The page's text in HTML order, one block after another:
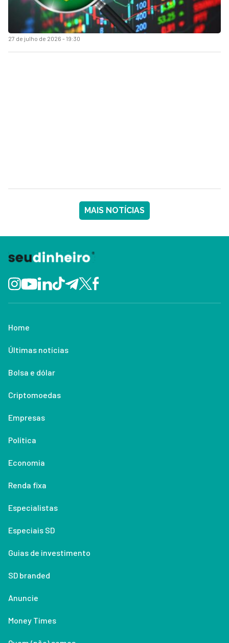
27 de julho de 2026 - 19:30
MAIS NOTÍCIAS
Home
Últimas notícias
Bolsa e dólar
Criptomoedas
Empresas
Política
Economia
Renda fixa
Especialistas
Especiais SD
Guias de investimento
SD branded
Anuncie
Money Times